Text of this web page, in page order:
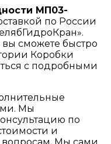
МП03-
по России
вы сможете быстро
Коробки
с подробными
Мы
по
и